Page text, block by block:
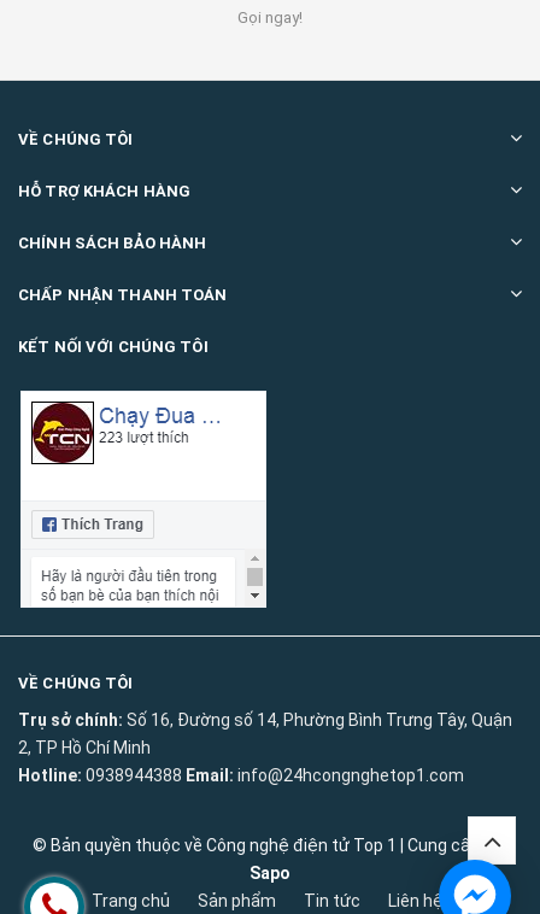
Gọi ngay!
VỀ CHÚNG TÔI
HỖ TRỢ KHÁCH HÀNG
CHÍNH SÁCH BẢO HÀNH
CHẤP NHẬN THANH TOÁN
KẾT NỐI VỚI CHÚNG TÔI
VỀ CHÚNG TÔI
Trụ sở chính: Số 16, Đường số 14, Phường Bình Trưng Tây, Quận
2, TP Hồ Chí Minh
Hotline: 0938944388 Email: info@24hcongnghetop1.com
© Bản quyền thuộc về Công nghệ điện tử Top 1
Cung cấp bởi
Sapo
Trang chủ
Sản phẩm Tin tức Liên hệ